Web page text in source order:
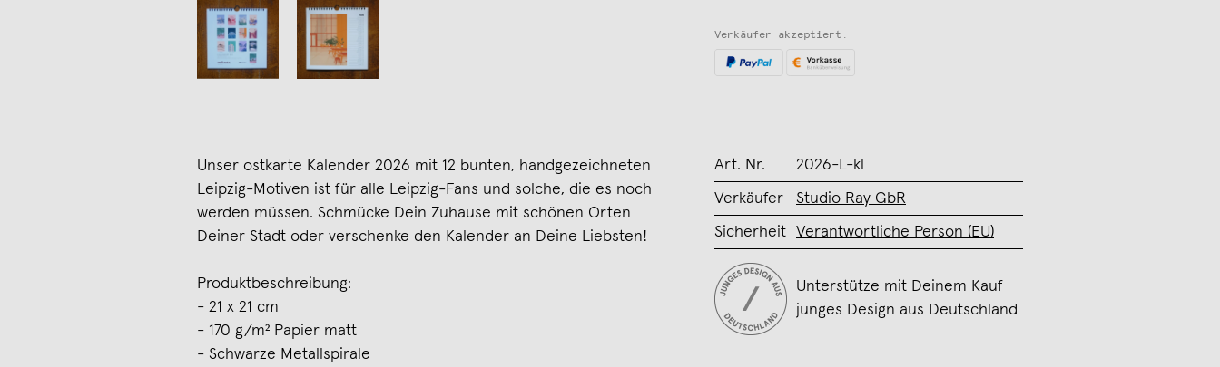
Verkäufer akzeptiert:
Unser ostkarte Kalender 2026 mit 12 bunten, handgezeichneten
Leipzig-Motiven ist für alle Leipzig-Fans und solche, die es noch
werden müssen. Schmücke Dein Zuhause mit schönen Orten
Deiner Stadt oder verschenke den Kalender an Deine Liebsten!
Produktbeschreibung:
- 21 x 21 cm
- 170 g/m² Papier matt
- Schwarze Metallspirale
Art. Nr. 2026-L-kl
Verkäufer Studio Ray GbR
Sicherheit Verantwortliche Person (EU)
Unterstütze mit Deinem Kauf
junges Design aus Deutschland